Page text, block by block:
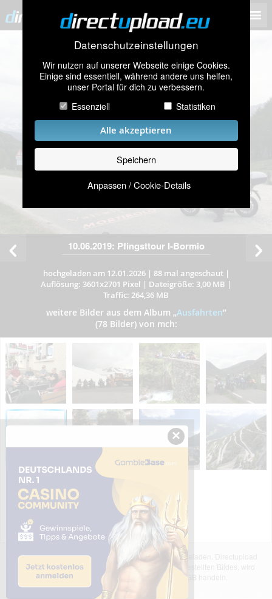
Datenschutzeinstellungen
Wir nutzen auf unserer Webseite einige Cookies.
Einige sind essentiell, während andere uns helfen,
unser Portal für dich zu verbessern.
Essenziell
Statistiken
Alle akzeptieren
Speichern
Anpassen / Cookie-Details
10.06.2019: Pfingsttour I-Bormio
hochgeladen am 12.01.2026| 88 mal angeschaut|
Auflösung: 3601x2701 Pixel | Dateigröße: 3,00 MB |
Traffic: 264,36 MB
weitere Bilder aus dem Album „Ausfahrten”
(78 Bilder) von mch:
Das dargestellte Bild wurde von einem Nutzer hochgeladen. Directupload
übernimmt keinerlei Haftung für den Inhalt des dargestellten Bildes, wird
jedoch bei Verstößen nach §2(3) unserer AGB handeln.
×